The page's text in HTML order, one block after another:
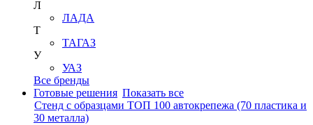
Л
ЛАДА
Т
ТАГАЗ
У
УАЗ
Все бренды
Готовые решения Показать все
Стенд с образцами ТОП 100 автокрепежа (70 пластика и
30 металла)